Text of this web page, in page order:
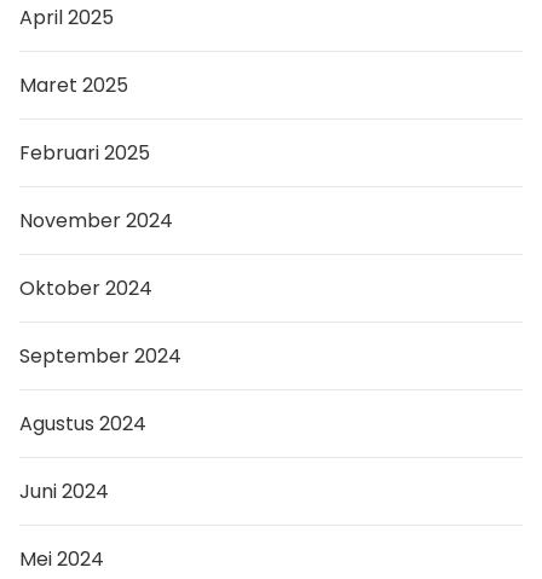
April 2025
Maret 2025
Februari 2025
November 2024
Oktober 2024
September 2024
Agustus 2024
Juni 2024
Mei 2024